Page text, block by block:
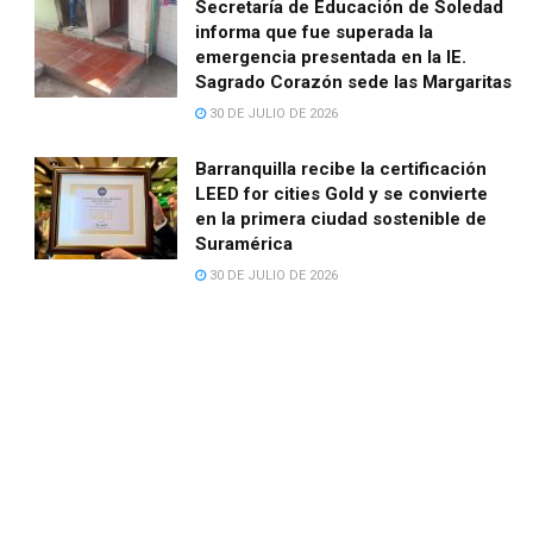
Secretaría de Educación de Soledad
informa que fue superada la
emergencia presentada en la IE.
Sagrado Corazón sede las Margaritas
30 DE JULIO DE 2026
Barranquilla recibe la certificación
LEED for cities Gold y se convierte
en la primera ciudad sostenible de
Suramérica
30 DE JULIO DE 2026